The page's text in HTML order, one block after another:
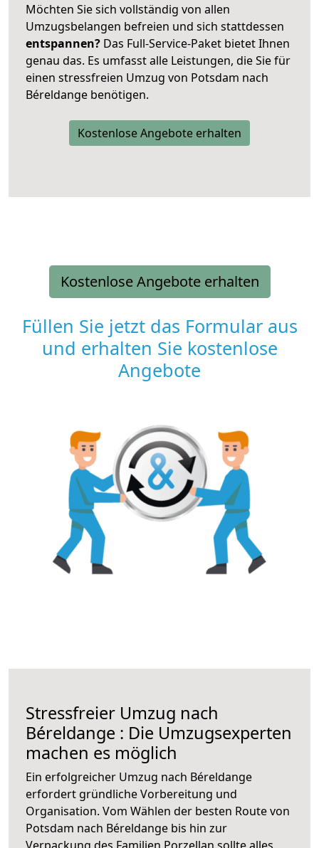
Möchten Sie sich vollständig von allen
Umzugsbelangen befreien und sich stattdessen
entspannen? Das Full-Service-Paket bietet Ihnen
genau das. Es umfasst alle Leistungen, die Sie für
einen stressfreien Umzug von Potsdam nach
Béreldange benötigen.
Kostenlose Angebote erhalten
Kostenlose Angebote erhalten
Füllen Sie jetzt das Formular aus
und erhalten Sie kostenlose
Angebote
Stressfreier Umzug nach
Béreldange : Die Umzugsexperten
machen es möglich
Ein erfolgreicher Umzug nach Béreldange
erfordert gründliche Vorbereitung und
Organisation. Vom Wählen der besten Route von
Potsdam nach Béreldange bis hin zur